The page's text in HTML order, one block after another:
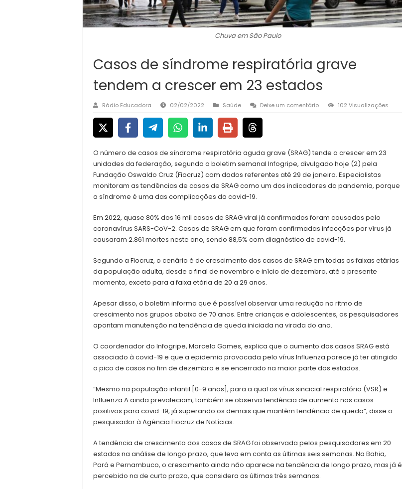
Chuva em São Paulo
Casos de síndrome respiratória grave
tendem a crescer em 23 estados
Rádio Educadora 02/02/2022 Saúde Deixe um comentário 102 Visualizações
O número de casos de síndrome respiratória aguda grave (SRAG) tende a crescer em 23
unidades da federação, segundo o boletim semanal Infogripe, divulgado hoje (2) pela
Fundação Oswaldo Cruz (Fiocruz) com dados referentes até 29 de janeiro. Especialistas
monitoram as tendências de casos de SRAG como um dos indicadores da pandemia, porque
a síndrome é uma das complicações da covid-19.
Em 2022, quase 80% dos 16 mil casos de SRAG viral já confirmados foram causados pelo
coronavírus SARS-CoV-2. Casos de SRAG em que foram confirmadas infecções por vírus já
causaram 2.861 mortes neste ano, sendo 88,5% com diagnóstico de covid-19.
Segundo a Fiocruz, o cenário é de crescimento dos casos de SRAG em todas as faixas etárias
da população adulta, desde o final de novembro e início de dezembro, até o presente
momento, exceto para a faixa etária de 20 a 29 anos.
Apesar disso, o boletim informa que é possível observar uma redução no ritmo de
crescimento nos grupos abaixo de 70 anos. Entre crianças e adolescentes, os pesquisadores
apontam manutenção na tendência de queda iniciada na virada do ano.
O coordenador do Infogripe, Marcelo Gomes, explica que o aumento dos casos SRAG está
associado à covid-19 e que a epidemia provocada pelo vírus Influenza parece já ter atingido
o pico de casos no fim de dezembro e se encerrado na maior parte dos estados.
“Mesmo na população infantil [0-9 anos], para a qual os vírus sincicial respiratório (VSR) e
Influenza A ainda prevaleciam, também se observa tendência de aumento nos casos
positivos para covid-19, já superando os demais que mantêm tendência de queda”, disse o
pesquisador à Agência Fiocruz de Notícias.
A tendência de crescimento dos casos de SRAG foi observada pelos pesquisadores em 20
estados na análise de longo prazo, que leva em conta as últimas seis semanas. Na Bahia,
Pará e Pernambuco, o crescimento ainda não aparece na tendência de longo prazo, mas já é
percebido na de curto prazo, que considera as últimas três semanas.